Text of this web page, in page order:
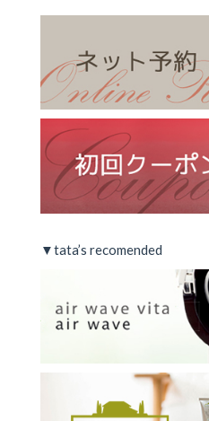
▼tata’s recomended